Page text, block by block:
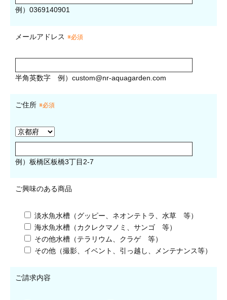
例）0369140901
メールアドレス ※必須
半角英数字 例） custom@nr-aquagarden.com
ご住所 ※必須
例）板橋区板橋3丁目2-7
ご興味のある商品
淡水魚水槽（グッピー、ネオンテトラ、水草 等）
海水魚水槽（カクレクマノミ、サンゴ 等）
その他水槽（テラリウム、クラゲ 等）
その他（撮影、イベント、引っ越し、メンテナンス等）
ご請求内容